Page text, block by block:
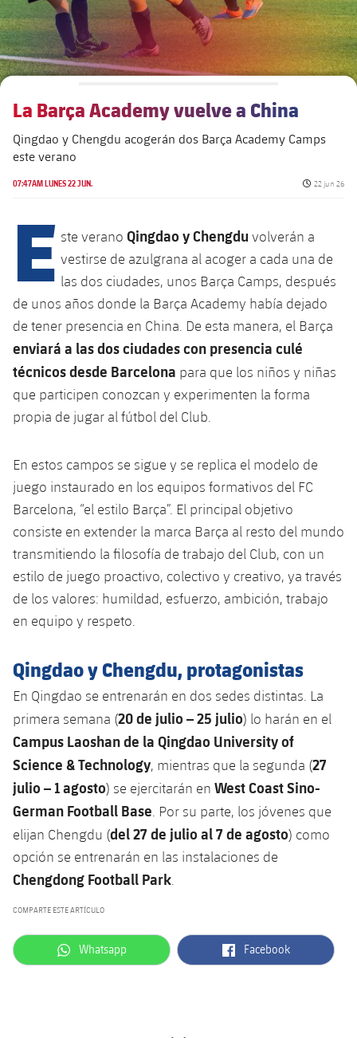
Instalaciones
Preguntas frecuentes
La Barça Academy vuelve a China
Qingdao y Chengdu acogerán dos Barça Academy Camps
este verano
07:47AM LUNES 22 JUN. Fecha de
22 jun 26
E ste verano Qingdao y Chengdu volverán a
vestirse de azulgrana al acoger a cada una de
las dos ciudades, unos Barça Camps, después
de unos años donde la Barça Academy había dejado
de tener presencia en China. De esta manera, el Barça
enviará a las dos ciudades con presencia culé
técnicos desde Barcelona para que los niños y niñas
que participen conozcan y experimenten la forma
propia de jugar al fútbol del Club.
En estos campos se sigue y se replica el modelo de
juego instaurado en los equipos formativos del FC
Barcelona, ​​“el estilo Barça”. El principal objetivo
consiste en extender la marca Barça al resto del mundo
transmitiendo la filosofía de trabajo del Club, con un
estilo de juego proactivo, colectivo y creativo, ya través
de los valores: humildad, esfuerzo, ambición, trabajo
en equipo y respeto.
Qingdao y Chengdu, protagonistas
En Qingdao se entrenarán en dos sedes distintas. La
primera semana (20 de julio – 25 julio) lo harán en el
Campus Laoshan de la Qingdao University of
Science & Technology, mientras que la segunda (27
julio – 1 agosto) se ejercitarán en West Coast Sino-
German Football Base . Por su parte, los jóvenes que
elijan Chengdu (del 27 de julio al 7 de agosto) como
opción se entrenarán en las instalaciones de
Chengdong Football Park
COMPARTE ESTE ARTÍCULO
label.aria.whatsapp
Whatsapp label.aria.facebook
Facebook